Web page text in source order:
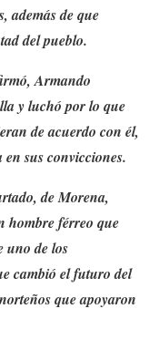
además de que
del pueblo.
Armando
y luchó por lo que
de acuerdo con él,
sus convicciones.
de Morena,
hombre férreo que
uno de los
cambió el futuro del
que apoyaron